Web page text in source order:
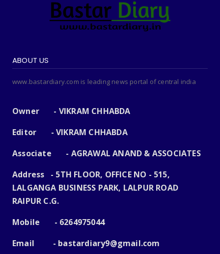
ABOUT US
www.bastardiary.com is leading news portal of central india
Owner - VIKRAM CHHABDA
Editor - VIKRAM CHHABDA
Associate - AGRAWAL ANAND & ASSOCIATES
Address - 5TH FLOOR, OFFICE NO - 515,
LALGANGA BUSINESS PARK, LALPUR ROAD
RAIPUR C.G.
Mobile - 6264975044
Email - bastardiary9@gmail.com